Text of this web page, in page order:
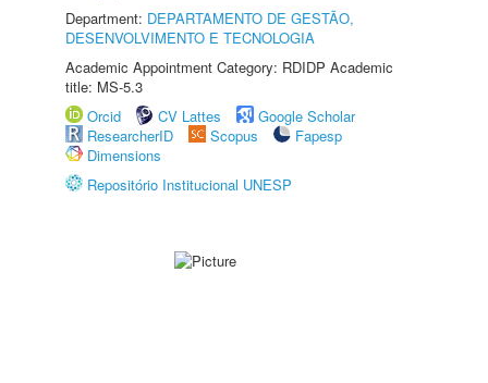
Department: DEPARTAMENTO DE GESTÃO,
DESENVOLVIMENTO E TECNOLOGIA
Academic Appointment Category: RDIDP Academic
title: MS-5.3
Orcid
CV Lattes
Google Scholar
ResearcherID
Scopus
Fapesp
Dimensions
Repositório Institucional UNESP